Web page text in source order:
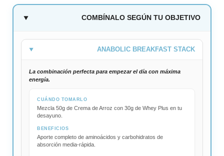
COMBÍNALO SEGÚN TU OBJETIVO
ANABOLIC BREAKFAST STACK
La combinación perfecta para empezar el día con máxima
energía.
CUÁNDO TOMARLO
Mezcla 50g de Crema de Arroz con 30g de Whey Plus en tu
desayuno.
BENEFICIOS
Aporte completo de aminoácidos y carbohidratos de
absorción media-rápida.